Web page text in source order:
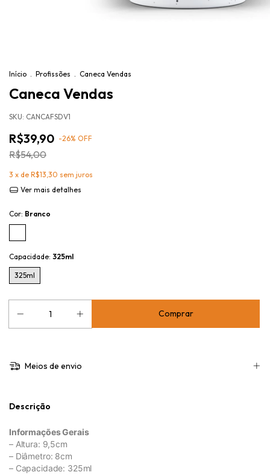
Início . Profissões . Caneca Vendas
Caneca Vendas
SKU: CANCAFSDV1
R$39,90 -26% OFF
R$54,00
3 x de R$13,30 sem juros
Ver mais detalhes
Cor: Branco
Capacidade: 325ml
325ml
Meios de envio
Descrição
Informações Gerais
– Altura: 9,5cm
– Diâmetro: 8cm
– Capacidade: 325ml